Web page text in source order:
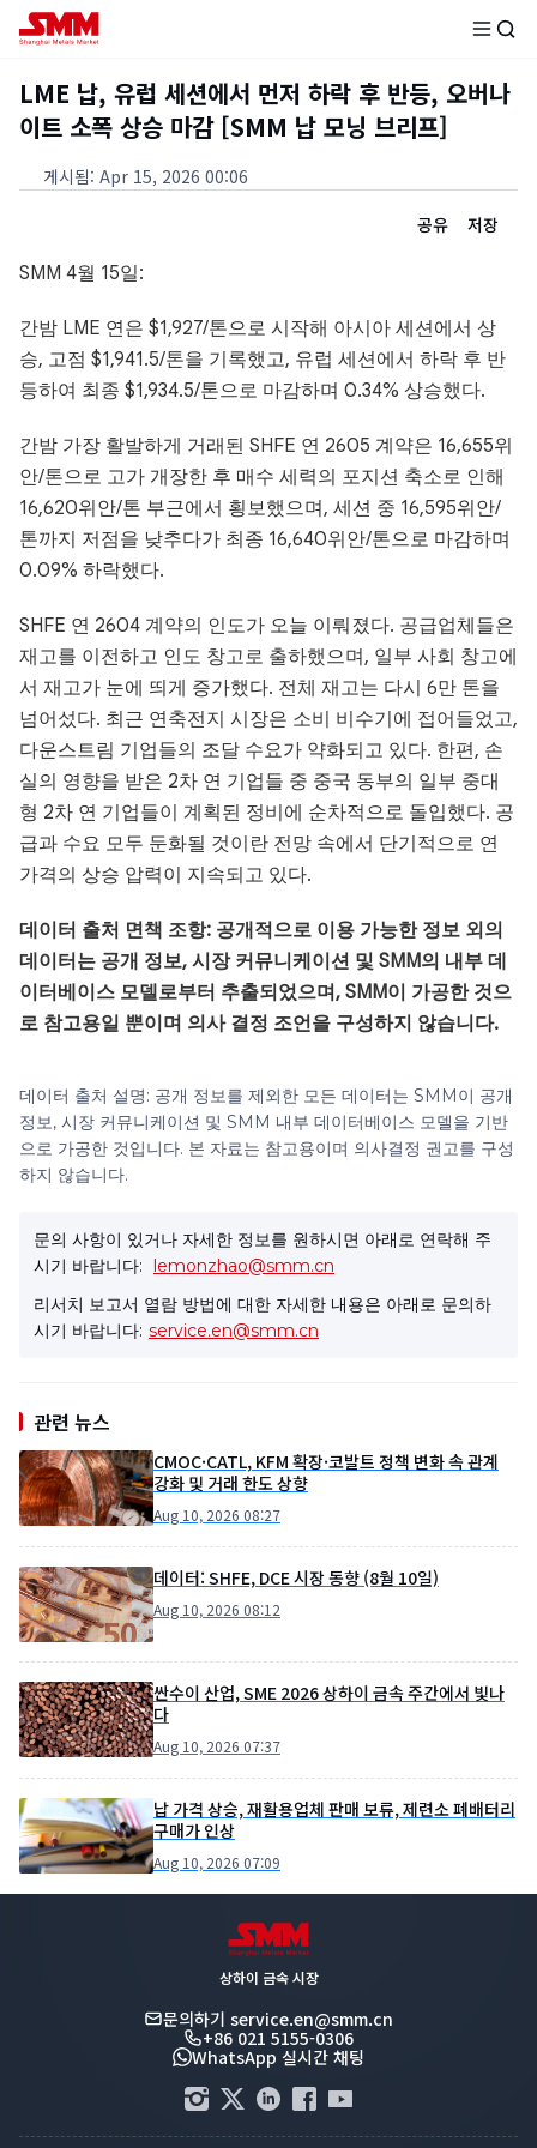
LME 납, 유럽 세션에서 먼저 하락 후 반등, 오버나
이트 소폭 상승 마감 [SMM 납 모닝 브리프]
게시됨: Apr 15, 2026 00:06
공유
저장
SMM 4월 15일:
간밤 LME 연은 $1,927/톤으로 시작해 아시아 세션에서 상
승, 고점 $1,941.5/톤을 기록했고, 유럽 세션에서 하락 후 반
등하여 최종 $1,934.5/톤으로 마감하며 0.34% 상승했다.
간밤 가장 활발하게 거래된 SHFE 연 2605 계약은 16,655위
안/톤으로 고가 개장한 후 매수 세력의 포지션 축소로 인해
16,620위안/톤 부근에서 횡보했으며, 세션 중 16,595위안/
톤까지 저점을 낮추다가 최종 16,640위안/톤으로 마감하며
0.09% 하락했다.
SHFE 연 2604 계약의 인도가 오늘 이뤄졌다. 공급업체들은
재고를 이전하고 인도 창고로 출하했으며, 일부 사회 창고에
서 재고가 눈에 띄게 증가했다. 전체 재고는 다시 6만 톤을
넘어섰다. 최근 연축전지 시장은 소비 비수기에 접어들었고,
다운스트림 기업들의 조달 수요가 약화되고 있다. 한편, 손
실의 영향을 받은 2차 연 기업들 중 중국 동부의 일부 중대
형 2차 연 기업들이 계획된 정비에 순차적으로 돌입했다. 공
급과 수요 모두 둔화될 것이란 전망 속에서 단기적으로 연
가격의 상승 압력이 지속되고 있다.
데이터 출처 면책 조항: 공개적으로 이용 가능한 정보 외의
데이터는 공개 정보, 시장 커뮤니케이션 및 SMM의 내부 데
이터베이스 모델로부터 추출되었으며, SMM이 가공한 것으
로 참고용일 뿐이며 의사 결정 조언을 구성하지 않습니다.
데이터 출처 설명: 공개 정보를 제외한 모든 데이터는 SMM이 공개
정보, 시장 커뮤니케이션 및 SMM 내부 데이터베이스 모델을 기반
으로 가공한 것입니다. 본 자료는 참고용이며 의사결정 권고를 구성
하지 않습니다.
문의 사항이 있거나 자세한 정보를 원하시면 아래로 연락해 주
시기 바랍니다: lemonzhao@smm.cn
리서치 보고서 열람 방법에 대한 자세한 내용은 아래로 문의하
시기 바랍니다: service.en@smm.cn
관련 뉴스
CMOC·CATL, KFM 확장·코발트 정책 변화 속 관계
강화 및 거래 한도 상향
Aug 10, 2026 08:27
데이터: SHFE, DCE 시장 동향 (8월 10일)
Aug 10, 2026 08:12
싼수이 산업, SME 2026 상하이 금속 주간에서 빛나
다
Aug 10, 2026 07:37
납 가격 상승, 재활용업체 판매 보류, 제련소 폐배터리
구매가 인상
Aug 10, 2026 07:09
상하이 금속 시장
문의하기 service.en@smm.cn
+86 021 5155-0306
WhatsApp 실시간 채팅